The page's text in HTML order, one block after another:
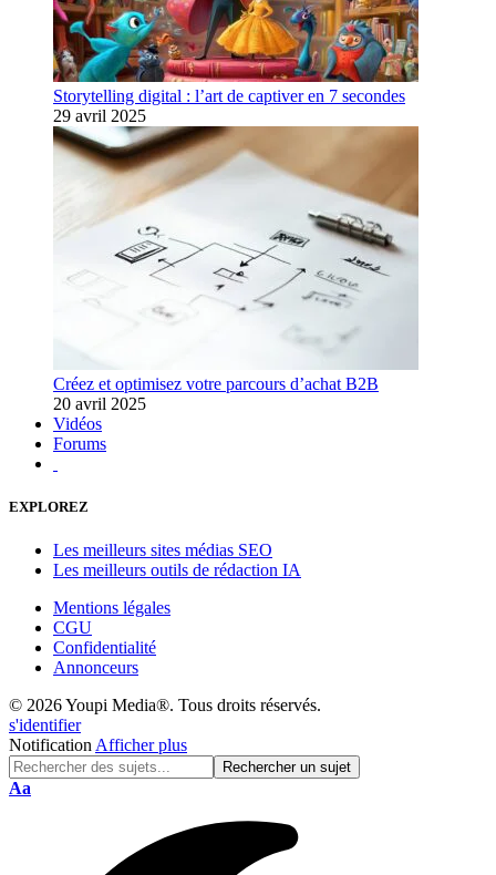
Storytelling digital : l’art de captiver en 7 secondes
29 avril 2025
Créez et optimisez votre parcours d’achat B2B
20 avril 2025
Vidéos
Forums
EXPLOREZ
Les meilleurs sites médias SEO
Les meilleurs outils de rédaction IA
Mentions légales
CGU
Confidentialité
Annonceurs
© 2026 Youpi Media®. Tous droits réservés.
s'identifier
Notification Afficher plus
Réinitialisation
Aa